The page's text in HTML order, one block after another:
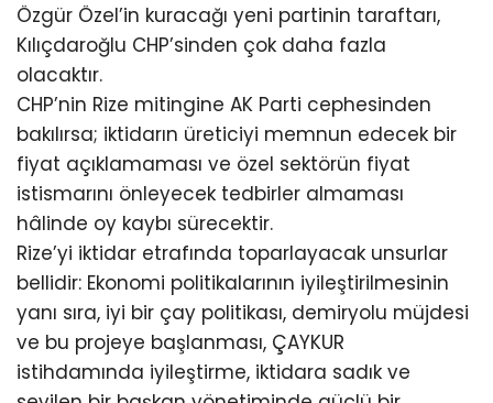
Özgür Özel’in kuracağı yeni partinin taraftarı,
Kılıçdaroğlu CHP’sinden çok daha fazla
olacaktır.
CHP’nin Rize mitingine AK Parti cephesinden
bakılırsa; iktidarın üreticiyi memnun edecek bir
fiyat açıklamaması ve özel sektörün fiyat
istismarını önleyecek tedbirler almaması
hâlinde oy kaybı sürecektir.
Rize’yi iktidar etrafında toparlayacak unsurlar
bellidir: Ekonomi politikalarının iyileştirilmesinin
yanı sıra, iyi bir çay politikası, demiryolu müjdesi
ve bu projeye başlanması, ÇAYKUR
istihdamında iyileştirme, iktidara sadık ve